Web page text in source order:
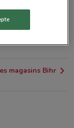
magasins Bihr